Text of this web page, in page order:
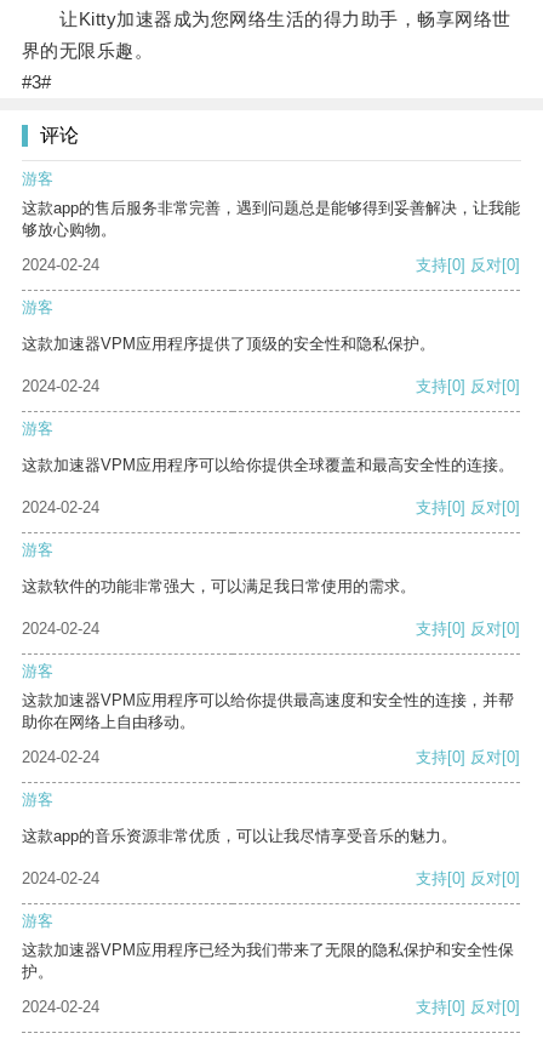
让Kitty加速器成为您网络生活的得力助手，畅享网络世
界的无限乐趣。
#3#
评论
游客
这款app的售后服务非常完善，遇到问题总是能够得到妥善解决，让我能
够放心购物。
2024-02-24
支持[0] 反对[0]
游客
这款加速器VPM应用程序提供了顶级的安全性和隐私保护。
2024-02-24 支持[0] 反对[0]
游客
这款加速器VPM应用程序可以给你提供全球覆盖和最高安全性的连接。
2024-02-24 支持[0] 反对[0]
游客
这款软件的功能非常强大，可以满足我日常使用的需求。
2024-02-24 支持[0] 反对[0]
游客
这款加速器VPM应用程序可以给你提供最高速度和安全性的连接，并帮
助你在网络上自由移动。
2024-02-24
支持[0] 反对[0]
游客
这款app的音乐资源非常优质，可以让我尽情享受音乐的魅力。
2024-02-24 支持[0] 反对[0]
游客
这款加速器VPM应用程序已经为我们带来了无限的隐私保护和安全性保
护。
2024-02-24
支持[0] 反对[0]